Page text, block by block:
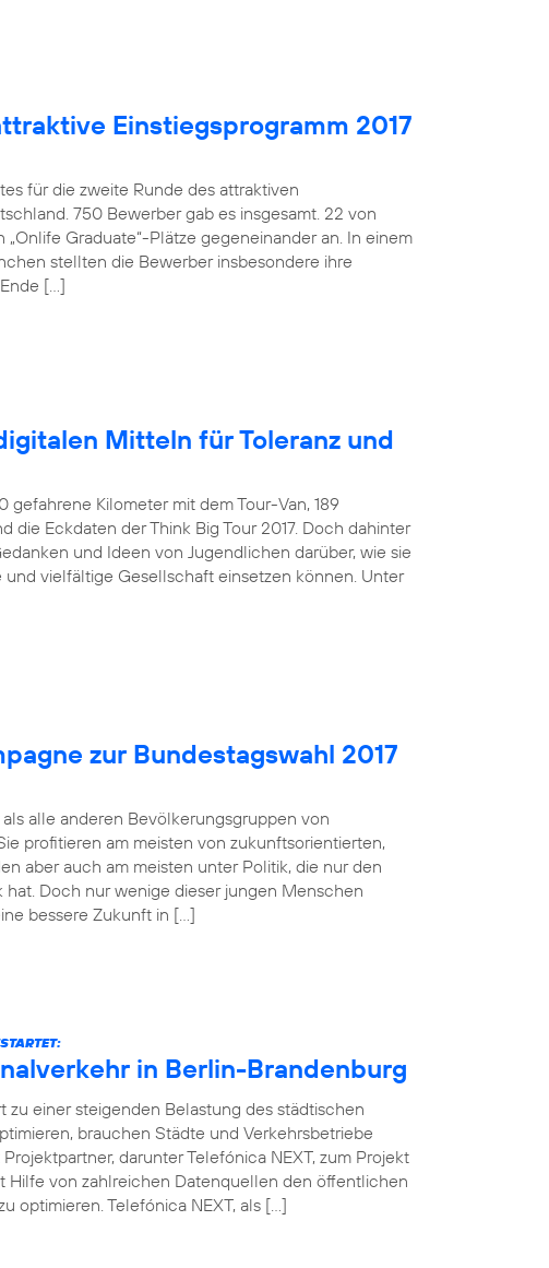
Einstiegsprogramm 2017
für die zweite Runde des attraktiven
750 Bewerber gab es insgesamt. 22 von
Graduate“-Plätze gegeneinander an. In einem
stellten die Bewerber insbesondere ihre
[…]
Mitteln für Toleranz und
Kilometer mit dem Tour-Van, 189
die Eckdaten der Think Big Tour 2017. Doch dahinter
und Ideen von Jugendlichen darüber, wie sie
vielfältige Gesellschaft einsetzen können. Unter
zur Bundestagswahl 2017
alle anderen Bevölkerungsgruppen von
profitieren am meisten von zukunftsorientierten,
aber auch am meisten unter Politik, die nur den
Doch nur wenige dieser jungen Menschen
bessere Zukunft in […]
in Berlin-Brandenburg
zu einer steigenden Belastung des städtischen
brauchen Städte und Verkehrsbetriebe
darunter Telefónica NEXT, zum Projekt
Hilfe von zahlreichen Datenquellen den öffentlichen
optimieren. Telefónica NEXT, als […]